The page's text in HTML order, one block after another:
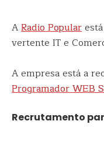
ARadio Popular
vertente IT e
A empresa está a
Programador WEB
Recrutamento